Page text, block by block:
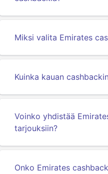
Miksi valita Emirates
Kuinka kauan
Voinko yhdistää
tarjouksiin?
Onko Emirates